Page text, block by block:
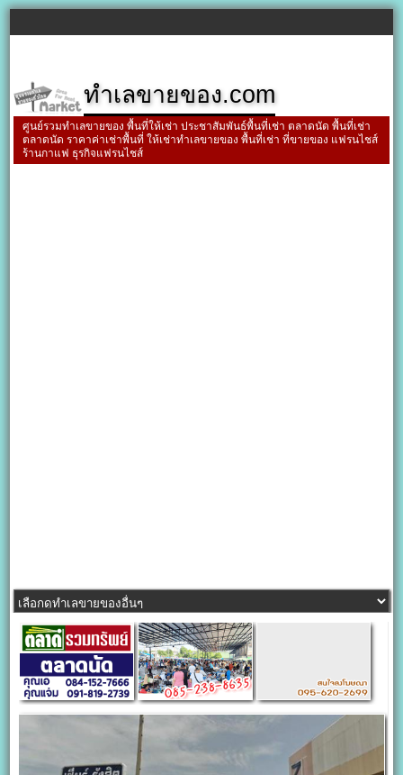
ทำเลขายของ.com
ศูนย์รวมทำเลขายของ พื้นที่ให้เช่า ประชาสัมพันธ์พื้นที่เช่า ตลาดนัด พื้นที่เช่า
ตลาดนัด ราคาค่าเช่าพื้นที่ ให้เช่าทำเลขายของ พื้นที่เช่า ที่ขายของ แฟรนไชส์
ร้านกาแฟ ธุรกิจแฟรนไชส์